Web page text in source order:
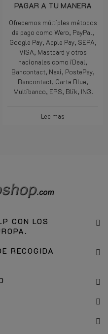
PAGAR A TU MANERA
Ofrecemos múltiples métodos
de pago como Wero, PayPal,
Google Pay, Apple Pay, SEPA,
VISA, Mastcard y otros
nacionales como iDeal,
Bancontact, Nexi, PostePay,
Bancontact, Carte Blue,
Multibanco, EPS, Blik, IN3.
Lee mas
CON LOS
RECOGIDA